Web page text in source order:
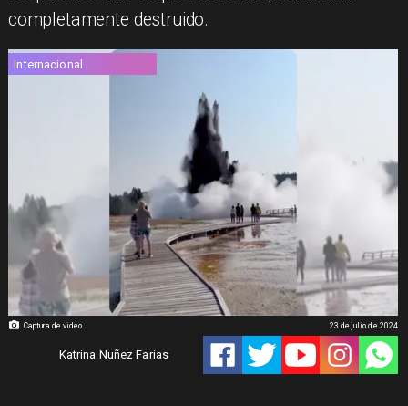
completamente destruido.
Captura de video
Internacional
Katrina Nuñez Farias
23 de julio de 2024